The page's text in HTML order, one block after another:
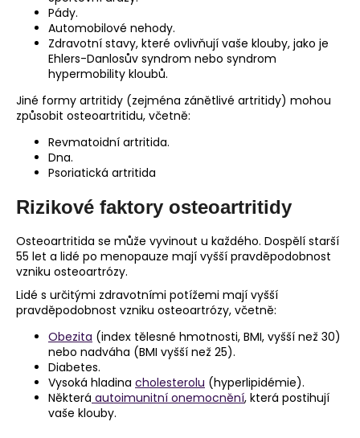
Pády.
Automobilové nehody.
Zdravotní stavy, které ovlivňují vaše klouby, jako je
Ehlers-Danlosův syndrom nebo syndrom
hypermobility kloubů.
Jiné formy artritidy (zejména zánětlivé artritidy) mohou
způsobit osteoartritidu, včetně:
Revmatoidní artritida.
Dna.
Psoriatická artritida
Rizikové faktory osteoartritidy
Osteoartritida se může vyvinout u každého. Dospělí starší
55 let a lidé po menopauze mají vyšší pravděpodobnost
vzniku osteoartrózy.
Lidé s určitými zdravotními potížemi mají vyšší
pravděpodobnost vzniku osteoartrózy, včetně:
Obezita (index tělesné hmotnosti, BMI, vyšší než 30)
nebo nadváha (BMI vyšší než 25).
Diabetes.
Vysoká hladina cholesterolu (hyperlipidémie).
Některá autoimunitní onemocnění, která postihují
vaše klouby.